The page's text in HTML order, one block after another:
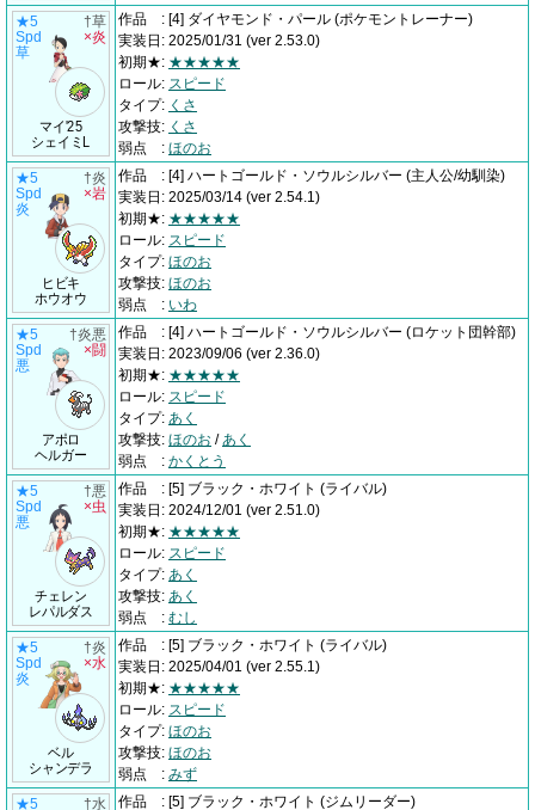
★5
Spd
草
マイ'25
シェイミL
†草
×炎
作品 : [4] ダイヤモンド・パール (ポケモントレーナー)
実装日 : 2025/01/31 (ver 2.53.0)
初期★: ★★★★★
ロール: スピード
タイプ: くさ
攻撃技: くさ
弱点
: ほのお
★5
Spd
炎
ヒビキ
ホウオウ
†炎
×岩
作品 : [4] ハートゴールド・ソウルシルバー (主人公/幼馴染)
実装日 : 2025/03/14 (ver 2.54.1)
初期★: ★★★★★
ロール: スピード
タイプ: ほのお
攻撃技: ほのお
弱点
: いわ
★5
Spd
悪
アポロ
ヘルガー
†炎悪
×闘
作品 : [4] ハートゴールド・ソウルシルバー (ロケット団幹部)
実装日 : 2023/09/06 (ver 2.36.0)
初期★: ★★★★★
ロール: スピード
タイプ: あく
攻撃技: ほのお /あく
弱点
: かくとう
★5
Spd
悪
チェレン
レパルダス
†悪
×虫
作品 : [5] ブラック・ホワイト (ライバル)
実装日 : 2024/12/01 (ver 2.51.0)
初期★: ★★★★★
ロール: スピード
タイプ: あく
攻撃技: あく
弱点
: むし
★5
Spd
炎
ベル
シャンデラ
†炎
×水
作品 : [5] ブラック・ホワイト (ライバル)
実装日 : 2025/04/01 (ver 2.55.1)
初期★: ★★★★★
ロール: スピード
タイプ: ほのお
攻撃技: ほのお
弱点
: みず
★5
†水 作品 : [5] ブラック・ホワイト (ジムリーダー)